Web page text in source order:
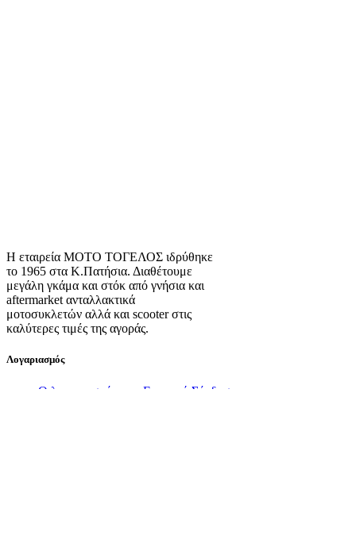
Η εταιρεία ΜΟΤΟ ΤΟΓΕΛΟΣ ιδρύθηκε
το 1965 στα Κ.Πατήσια. Διαθέτουμε
μεγάλη γκάμα και στόκ από γνήσια και
aftermarket ανταλλακτικά
μοτοσυκλετών αλλά και scooter στις
καλύτερες τιμές της αγοράς.
Λογαριασμός
Ο λογαριασμός μου Εγγραφή Σύνδεση